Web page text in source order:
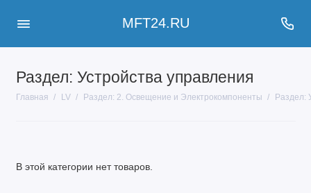
MFT24.RU
Раздел: Устройства управления
Главная LV Раздел: 2. Освещение и Электрокомпоненты Раздел:
В этой категории нет товаров.